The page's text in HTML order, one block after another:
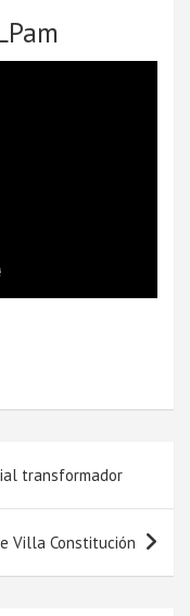
transformador
Villa Constitución